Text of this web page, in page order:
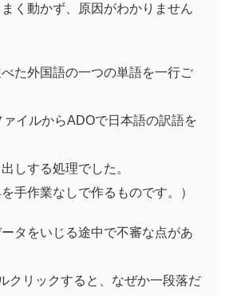
く動かず、原因がわかりません
べた外国語の一つの単語を一行ご
イルからADOで日本語の訳語を
しする処理でした。
手作業なしで作るものです。）
タをいじる途中で不審な点があ
クリックすると、なぜか一段落だ